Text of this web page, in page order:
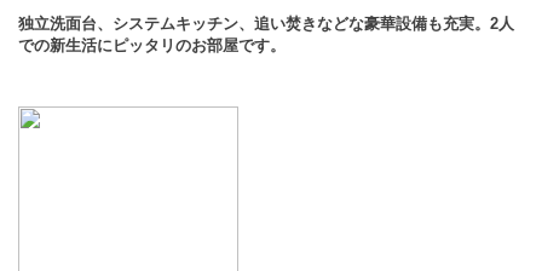
独立洗面台、システムキッチン、追い焚きなどな豪華設備も充実。2人
での新生活にピッタリのお部屋です。